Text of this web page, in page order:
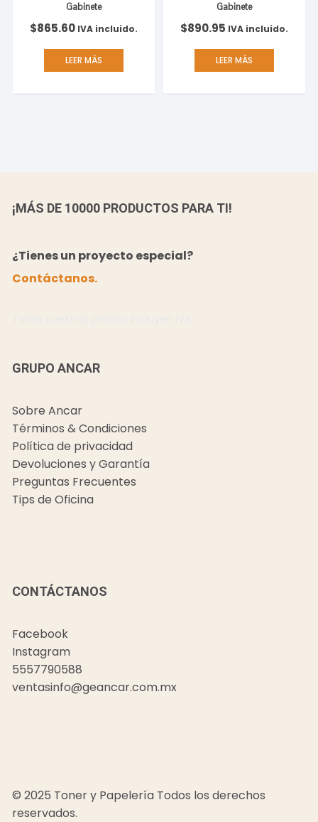
Gabinete
$865.60 IVA incluido.
LEER MÁS
Gabinete
$890.95 IVA incluido.
LEER MÁS
¡MÁS DE 10000 PRODUCTOS PARA TI!
¿Tienes un proyecto especial?
Contáctanos.
GRUPO ANCAR
Sobre Ancar
Términos & Condiciones
Política de privacidad
Devoluciones y Garantía
Preguntas Frecuentes
Tips de Oficina
CONTÁCTANOS
Facebook
Instagram
5557790588
ventasinfo@geancar.com.mx
© 2025 Toner y Papelería Todos los derechos
reservados.